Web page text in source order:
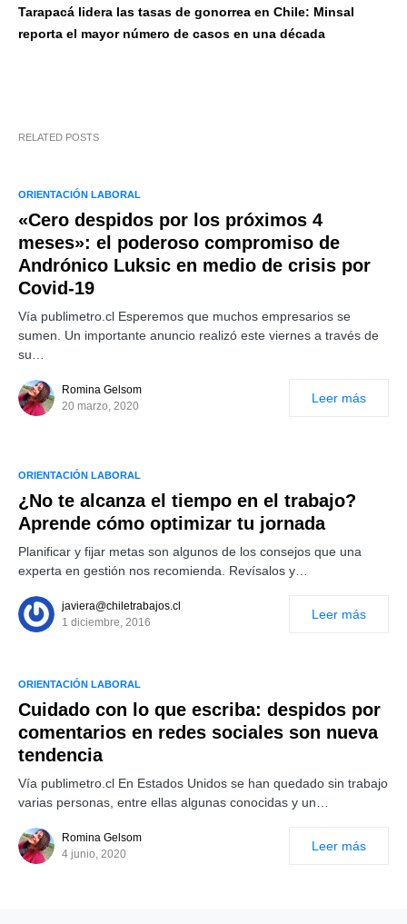
Tarapacá lidera las tasas de gonorrea en Chile: Minsal
reporta el mayor número de casos en una década
RELATED POSTS
ORIENTACIÓN LABORAL
«Cero despidos por los próximos 4
meses»: el poderoso compromiso de
Andrónico Luksic en medio de crisis por
Covid-19
Vía publimetro.cl Esperemos que muchos empresarios se
sumen. Un importante anuncio realizó este viernes a través de
su…
Romina Gelsom
20 marzo, 2020
Leer más
ORIENTACIÓN LABORAL
¿No te alcanza el tiempo en el trabajo?
Aprende cómo optimizar tu jornada
Planificar y fijar metas son algunos de los consejos que una
experta en gestión nos recomienda. Revísalos y…
javiera@chiletrabajos.cl
1 diciembre, 2016
Leer más
ORIENTACIÓN LABORAL
Cuidado con lo que escriba: despidos por
comentarios en redes sociales son nueva
tendencia
Vía publimetro.cl En Estados Unidos se han quedado sin trabajo
varias personas, entre ellas algunas conocidas y un…
Romina Gelsom
4 junio, 2020
Leer más